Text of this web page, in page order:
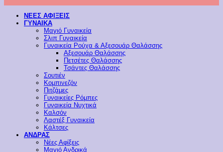
ΝΕΕΣ ΑΦΙΞΕΙΣ
ΓΥΝΑΙΚΑ
Μαγιό Γυναικεία
Σλιπ Γυναικεία
Γυναικεία Ρούχα & Αξεσουάρ Θαλάσσης
Αξεσουάρ Θαλάσσης
Πετσέτες Θαλάσσης
Τσάντες Θαλάσσης
Σουτιέν
Κομπινεζόν
Πιτζάμες
Γυναικείες Ρόμπες
Γυναικεία Νυχτικά
Καλσόν
Λαστέξ Γυναικεία
Κάλτσες
ΑΝΔΡΑΣ
Νέες Αφίξεις
Μαγιό Ανδρικά